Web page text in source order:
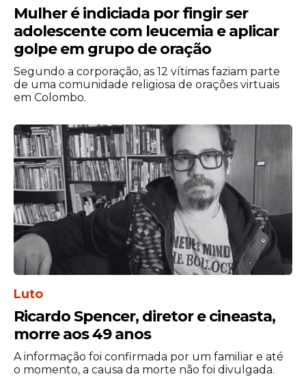
Criada originalmente em 1969, a franquia
Scooby-Doo atravessou gerações com
desenhos, filmes, séries e animações.
Agora, a Netflix aposta em uma nova
abordagem para contar como tudo
começou, explorando o primeiro grande
mistério enfrentado pelo grupo que se
tornaria uma das equipes investigativas
mais famosas da cultura pop.
Apesar da divulgação da primeira imagem
de Scooby, a plataforma ainda não
confirmou a data exata de lançamento da
produção.
Mulher é indiciada por fingir ser
adolescente com leucemia e aplicar
golpe em grupo de oração
Segundo a corporação, as 12 vítimas faziam parte
de uma comunidade religiosa de orações virtuais
em Colombo.
Luto
Ricardo Spencer, diretor e cineasta,
morre aos 49 anos
A informação foi confirmada por um familiar e até
o momento, a causa da morte não foi divulgada.